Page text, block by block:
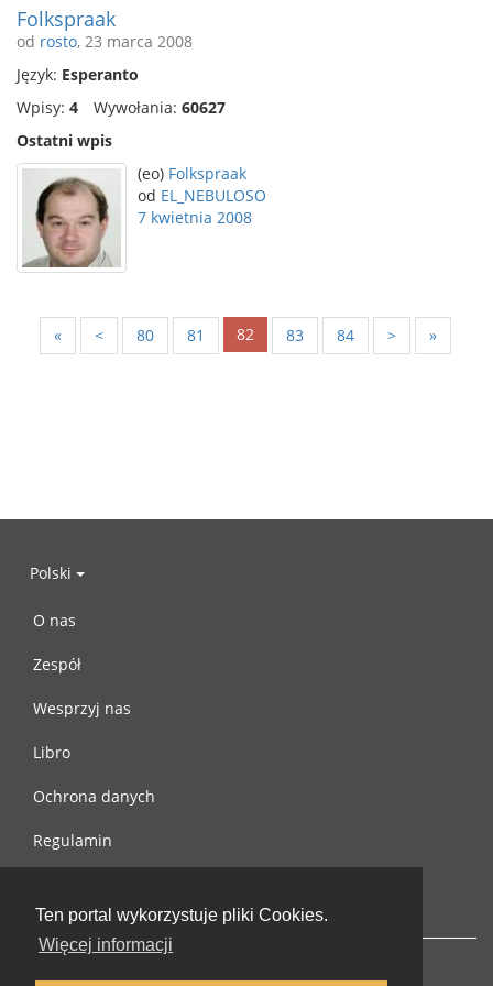
Ten portal wykorzystuje pliki Cookies.
Więcej informacji
Folkspraak
od rosto, 23 marca 2008
Język: Esperanto
Wpisy: 4 Wywołania: 60627
Ostatni wpis
(eo) Folkspraak
od EL_NEBULOSO
7 kwietnia 2008
« < 80 81 82 83 84 > »
Polski
O nas
Zespół
Wesprzyj nas
Libro
Ochrona danych
Regulamin